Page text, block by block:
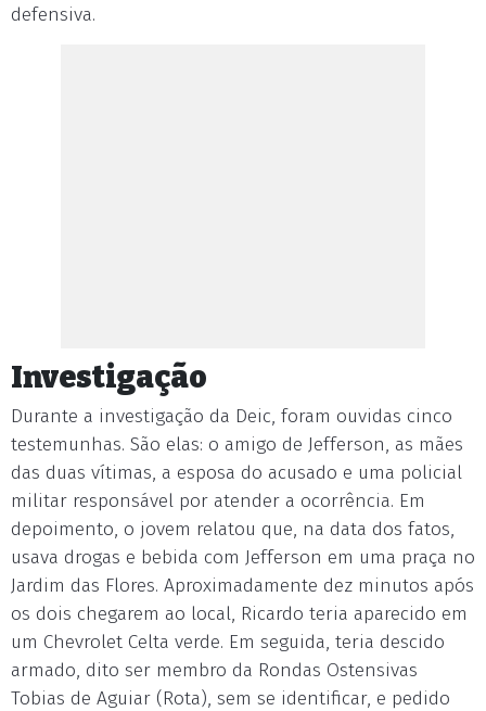
defensiva.
Investigação
Durante a investigação da Deic, foram ouvidas cinco
testemunhas. São elas: o amigo de Jefferson, as mães
das duas vítimas, a esposa do acusado e uma policial
militar responsável por atender a ocorrência. Em
depoimento, o jovem relatou que, na data dos fatos,
usava drogas e bebida com Jefferson em uma praça no
Jardim das Flores. Aproximadamente dez minutos após
os dois chegarem ao local, Ricardo teria aparecido em
um Chevrolet Celta verde. Em seguida, teria descido
armado, dito ser membro da Rondas Ostensivas
Tobias de Aguiar (Rota), sem se identificar, e pedido